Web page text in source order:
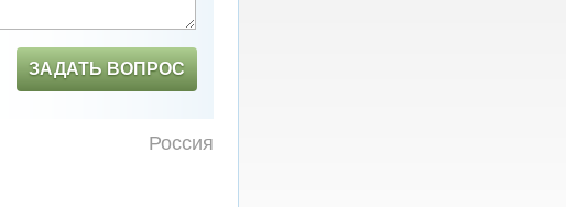
ЗАДАТЬ ВОПРОС
Россия